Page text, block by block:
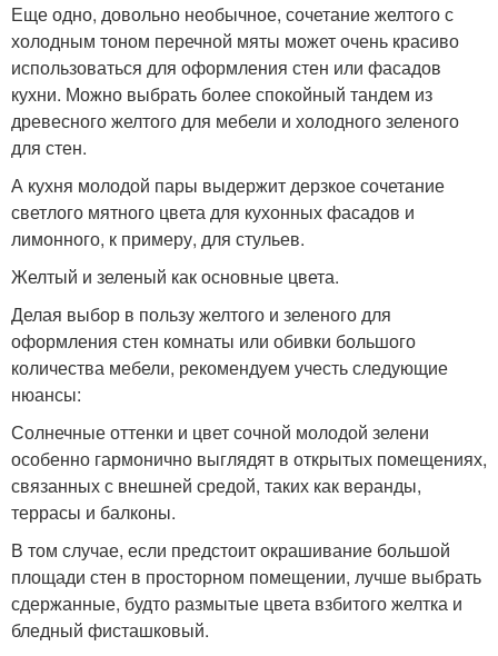
Еще одно, довольно необычное, сочетание желтого с
холодным тоном перечной мяты может очень красиво
использоваться для оформления стен или фасадов
кухни. Можно выбрать более спокойный тандем из
древесного желтого для мебели и холодного зеленого
для стен.
А кухня молодой пары выдержит дерзкое сочетание
светлого мятного цвета для кухонных фасадов и
лимонного, к примеру, для стульев.
Желтый и зеленый как основные цвета.
Делая выбор в пользу желтого и зеленого для
оформления стен комнаты или обивки большого
количества мебели, рекомендуем учесть следующие
нюансы:
Солнечные оттенки и цвет сочной молодой зелени
особенно гармонично выглядят в открытых помещениях,
связанных с внешней средой, таких как веранды,
террасы и балконы.
В том случае, если предстоит окрашивание большой
площади стен в просторном помещении, лучше выбрать
сдержанные, будто размытые цвета взбитого желтка и
бледный фисташковый.